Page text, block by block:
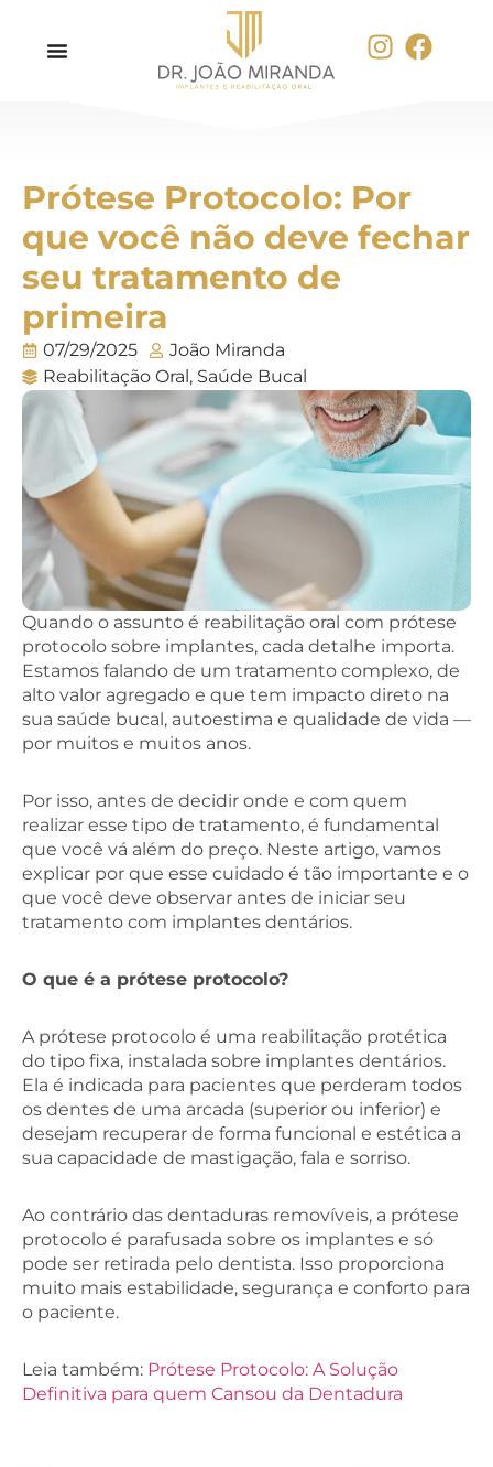
Prótese Protocolo: Por
que você não deve fechar
seu tratamento de
primeira
07/29/2025
João Miranda
Reabilitação Oral, Saúde Bucal
Quando o assunto é reabilitação oral com prótese
protocolo sobre implantes, cada detalhe importa.
Estamos falando de um tratamento complexo, de
alto valor agregado e que tem impacto direto na
sua saúde bucal, autoestima e qualidade de vida —
por muitos e muitos anos.
Por isso, antes de decidir onde e com quem
realizar esse tipo de tratamento, é fundamental
que você vá além do preço. Neste artigo, vamos
explicar por que esse cuidado é tão importante e o
que você deve observar antes de iniciar seu
tratamento com implantes dentários.
O que é a prótese protocolo?
A prótese protocolo é uma reabilitação protética
do tipo fixa, instalada sobre implantes dentários.
Ela é indicada para pacientes que perderam todos
os dentes de uma arcada (superior ou inferior) e
desejam recuperar de forma funcional e estética a
sua capacidade de mastigação, fala e sorriso.
Ao contrário das dentaduras removíveis, a prótese
protocolo é parafusada sobre os implantes e só
pode ser retirada pelo dentista. Isso proporciona
muito mais estabilidade, segurança e conforto para
o paciente.
Leia também: Prótese Protocolo: A Solução
Definitiva para quem Cansou da Dentadura